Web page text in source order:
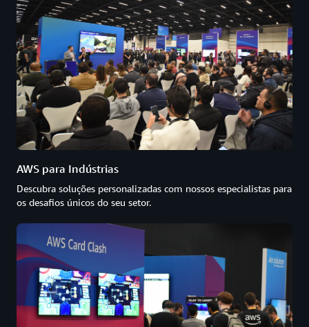
AWS para Indústrias
Descubra soluções personalizadas com nossos especialistas para
os desafios únicos do seu setor.